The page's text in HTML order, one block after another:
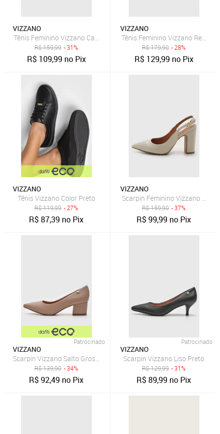
VIZZANO
Tênis Feminino Vizzano Cadarço Off-White
R$159,99 - 31%
R$ 109,99 no Pix
VIZZANO
Tênis Feminino Vizzano
R$179,90 - 28%
R$ 129,99 no Pix
VIZZANO
Tênis Vizzano Color Preto
R$119,99 - 27%
R$87,39 no Pix
VIZZANO
Scarpin Feminino Vizzano
R$159,90 - 37%
R$99,99 no Pix
Patrocinado
VIZZANO
Scarpin Vizzano Salto Grosso Bege
R$139,90 - 34%
R$92,49 no Pix
Patrocinado
VIZZANO
Scarpin Vizzano Liso Preto
R$129,99 - 31%
R$89,99 no Pix